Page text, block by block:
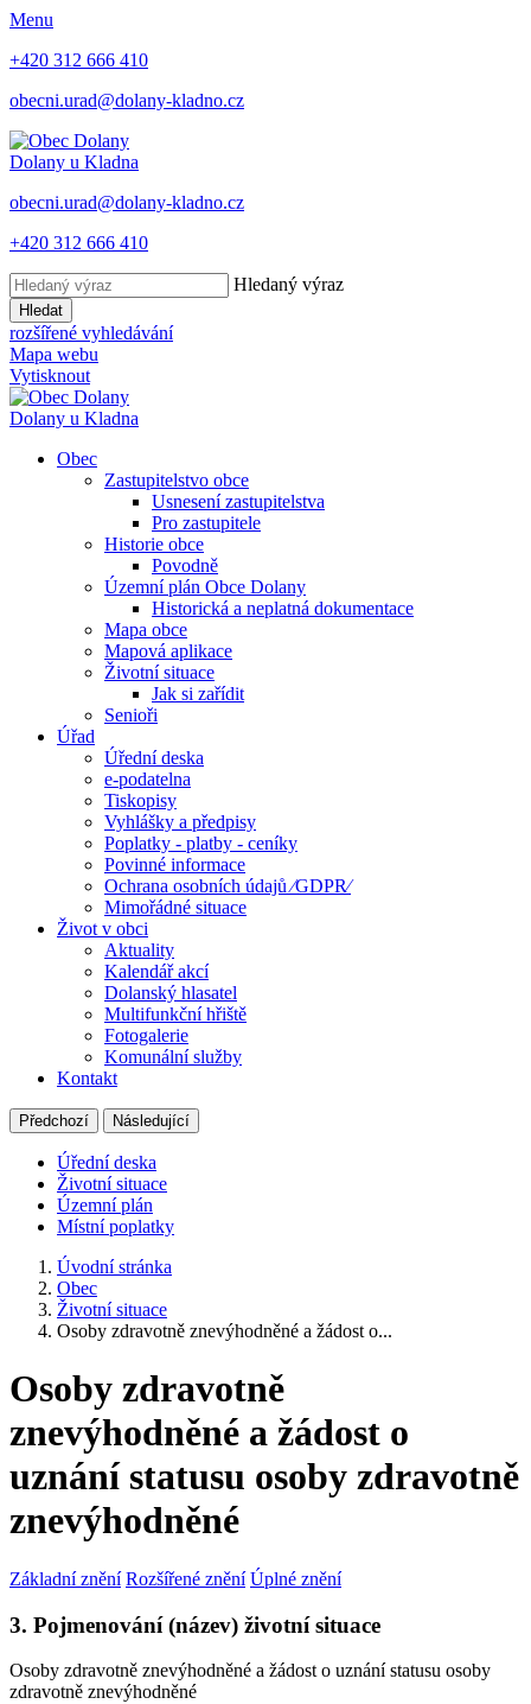
Menu
+420 312 666 410
obecni.urad@dolany-kladno.cz
Dolany u Kladna
obecni.urad@dolany-kladno.cz
+420 312 666 410
Hledaný výraz
Hledat
rozšířené vyhledávání
Mapa webu
Vytisknout
Dolany u Kladna
Obec
Zastupitelstvo obce
Usnesení zastupitelstva
Pro zastupitele
Historie obce
Povodně
Územní plán Obce Dolany
Historická a neplatná dokumentace
Mapa obce
Mapová aplikace
Životní situace
Jak si zařídit
Senioři
Úřad
Úřední deska
e-podatelna
Tiskopisy
Vyhlášky a předpisy
Poplatky - platby - ceníky
Povinné informace
Ochrana osobních údajů ⁄GDPR⁄
Mimořádné situace
Život v obci
Aktuality
Kalendář akcí
Dolanský hlasatel
Multifunkční hřiště
Fotogalerie
Komunální služby
Kontakt
Předchozí Následující
Úřední deska
Životní situace
Územní plán
Místní poplatky
Úvodní stránka
Obec
Životní situace
Osoby zdravotně znevýhodněné a žádost o...
Osoby zdravotně
znevýhodněné a žádost o
uznání statusu osoby zdravotně
znevýhodněné
Základní znění Rozšířené znění Úplné znění
3. Pojmenování (název) životní situace
Osoby zdravotně znevýhodněné a žádost o uznání statusu osoby
zdravotně znevýhodněné